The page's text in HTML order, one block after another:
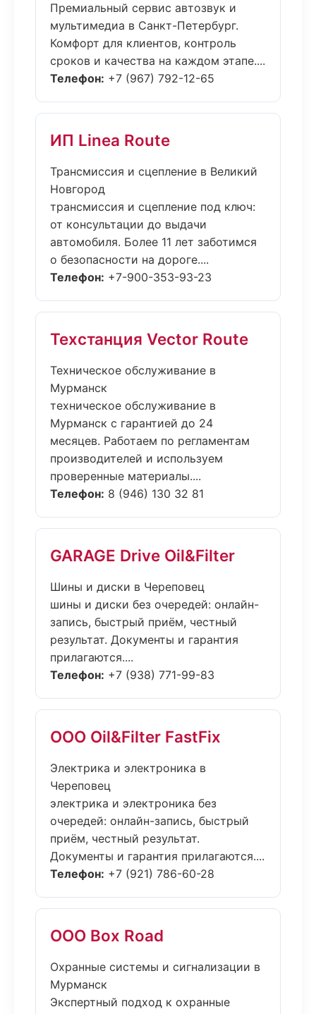
Премиальный сервис автозвук и
мультимедиа в Санкт-Петербург.
Комфорт для клиентов, контроль
сроков и качества на каждом этапе....
Телефон: +7 (967) 792-12-65
ИП Linea Route
Трансмиссия и сцепление в Великий
Новгород
трансмиссия и сцепление под ключ:
от консультации до выдачи
автомобиля. Более 11 лет заботимся
о безопасности на дороге....
Телефон: +7-900-353-93-23
Техстанция Vector Route
Техническое обслуживание в
Мурманск
техническое обслуживание в
Мурманск с гарантией до 24
месяцев. Работаем по регламентам
производителей и используем
проверенные материалы....
Телефон: 8 (946) 130 32 81
GARAGE Drive Oil&Filter
Шины и диски в Череповец
шины и диски без очередей: онлайн-
запись, быстрый приём, честный
результат. Документы и гарантия
прилагаются....
Телефон: +7 (938) 771-99-83
ООО Oil&Filter FastFix
Электрика и электроника в
Череповец
электрика и электроника без
очередей: онлайн-запись, быстрый
приём, честный результат.
Документы и гарантия прилагаются....
Телефон: +7 (921) 786-60-28
ООО Box Road
Охранные системы и сигнализации в
Мурманск
Экспертный подход к охранные